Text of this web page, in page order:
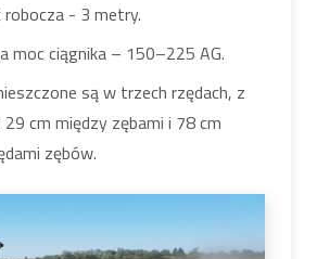
robocza - 3 metry.
moc ciągnika – 150–225 AG.
są w trzech rzędach, z
cm między zębami i 78 cm
zębów.